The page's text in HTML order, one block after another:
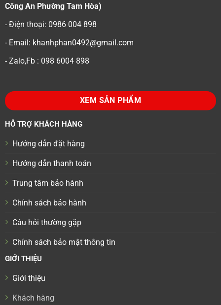
Công An Phường Tam Hòa)
- Điện thoại: 0986 004 898
- Email: khanhphan0492@gmail.com
- Zalo,Fb : 098 6004 898
XEM SẢN PHẨM
HỖ TRỢ KHÁCH HÀNG
Hướng dẫn đặt hàng
Hướng dẫn thanh toán
Trung tâm bảo hành
Chính sách bảo hành
Câu hỏi thường gặp
Chính sách bảo mật thông tin
GIỚI THIỆU
Giới thiệu
Khách hàng